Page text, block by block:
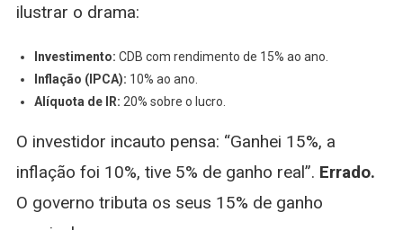
ilustrar o drama:
Investimento: CDB com rendimento de 15% ao ano.
Inflação (IPCA): 10% ao ano.
Alíquota de IR: 20% sobre o lucro.
O investidor incauto pensa: “Ganhei 15%, a
inflação foi 10%, tive 5% de ganho real”. Errado.
O governo tributa os seus 15% de ganho